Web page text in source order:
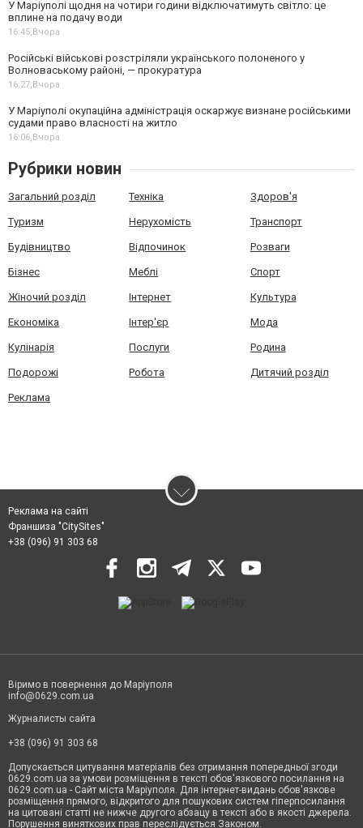
У Маріуполі щодня на чотири години відключатимуть світло: це
вплине на подачу води
16:45,Вчора
Російські військові розстріляли українського полоненого у
Волноваському районі, — прокуратура
16:27,Вчора
У Маріуполі окупаційна адміністрація оскаржує визнане російськими
судами право власності на житло
16:06,Вчора
Рубрики новин
Загальний розділ Техніка Здоров'я
Туризм Нерухомість Транспорт
Будівництво Відпочинок Розваги
Бізнес Меблі Спорт
Жіночий розділ Інтернет Культура
Економіка Інтер'єр Мода
Кулінарія Послуги Родина
Подорожі Робота Дитячий розділ
Реклама
Реклама на сайті
Франшиза "CitySites"
+38 (096) 91 303 68
Віримо в повернення до Маріуполя
info@0629.com.ua
Журналисты сайта
+38 (096) 91 303 68
Допускається цитування матеріалів без отримання попередньої згоди
0629.com.ua за умови розміщення в тексті обов'язкового посилання на
0629.com.ua - Сайт міста Маріуполя. Для інтернет-видань обов'язкове
розміщення прямого, відкритого для пошукових систем гіперпосилання
на цитовані статті не нижче другого абзацу в тексті або в якості джерела.
Порушення виняткових прав переслідується Законом.